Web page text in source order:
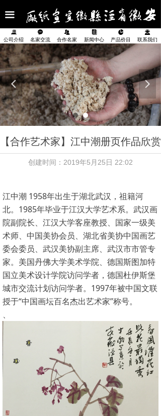
끀
首页
公司介绍
名家交流
合作名家
新闻中心
产品展示
产品价目表
넳 넲
끉
公司介绍
끁
名家交流
뀡
合作名家
뀴
新闻中心
넗
产品价目
끤
联系我们
【合作艺术家】江中潮册页作品欣赏
江中潮 1958年出生于湖北武汉，祖籍河
北。1985年毕业于江汉大学艺术系。武汉画
院副院长、江汉大学客座教授、国家一级美
术师、中国美协会员、湖北省美协中国画艺
委会委员、武汉美协副主席、武汉市市管专
家。美国丹佛大学美术学院、德国斯图加特
国立美术设计学院访问学者，德国杜伊斯堡
城市交流计划访问学者。1997年被中国文联
授于“中国画坛百名杰出艺术家”称号。
、
创建时间： 2019年5月25日 22:02